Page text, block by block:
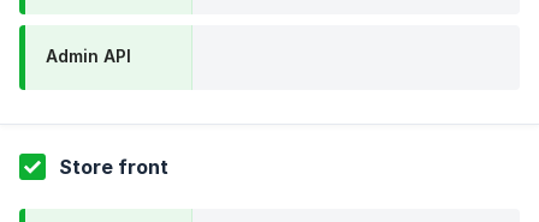
Admin API
Store front